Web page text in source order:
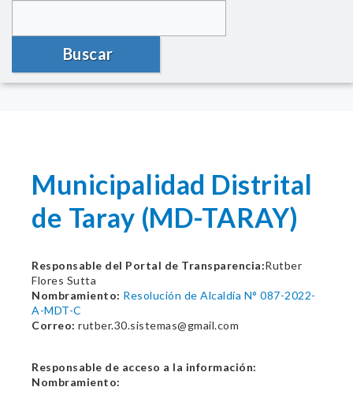
Buscar
Municipalidad Distrital
de Taray (MD-TARAY)
Responsable del Portal de Transparencia:Rutber
Flores Sutta
Nombramiento: Resolución de Alcaldía N° 087-2022-
A-MDT-C
Correo: rutber.30.sistemas@gmail.com
Responsable de acceso a la información:
Nombramiento: